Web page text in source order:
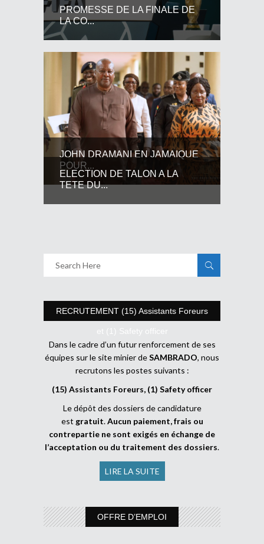
PROMESSE DE LA FINALE DE
LA CO...
JOHN DRAMANI EN JAMAIQUE
POUR...
ELECTION DE TALON A LA
TETE DU...
RECRUTEMENT (15) Assistants Foreurs
et (1) Safety officer
Dans le cadre d’un futur renforcement de ses
équipes sur le site minier deSAMBRADO, nous
recrutons les postes suivants :
(15) Assistants Foreurs, (1) Safety officer
Le dépôt des dossiers de candidature
est gratuit.Aucun paiement, frais ou
contrepartie ne sont exigés en échange de
l’acceptation ou du traitement des dossiers.
LIRE LA SUITE
OFFRE D’EMPLOI